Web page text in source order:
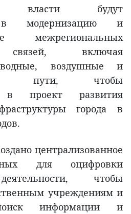
власти будут
в модернизацию и
межрегиональных
связей, включая
водные, воздушные и
пути, чтобы
в проект развития
города в
централизованное
для оцифровки
чтобы
учреждениям и
информации и